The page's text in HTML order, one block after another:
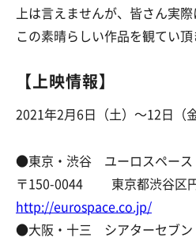
上は言えませんが、皆さん実
この素晴らしい作品を観てい頂
【上映情報】
2021年2月6日（土）～12日
●東京・渋谷 ユーロスペース
〒150-0044 東京都渋谷区
http://eurospace.co.jp/
●大阪・十三 シアターセブン